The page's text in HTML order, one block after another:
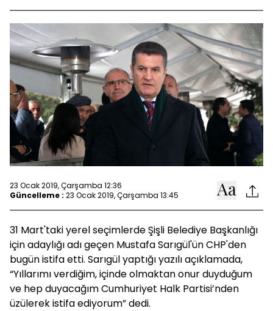
23 Ocak 2019, Çarşamba 12:36
Güncelleme : 23 Ocak 2019, Çarşamba 13:45
31 Mart'taki yerel seçimlerde Şişli Belediye Başkanlığı
için adaylığı adı geçen Mustafa Sarıgül'ün CHP'den
bugün istifa etti. Sarıgül yaptığı yazılı açıklamada,
“Yıllarımı verdiğim, içinde olmaktan onur duyduğum
ve hep duyacağım Cumhuriyet Halk Partisi’nden
üzülerek istifa ediyorum” dedi.